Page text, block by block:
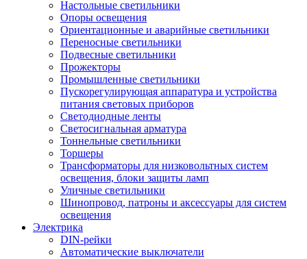
Настольные светильники
Опоры освещения
Ориентационные и аварийные светильники
Переносные светильники
Подвесные светильники
Прожекторы
Промышленные светильники
Пускорегулирующая аппаратура и устройства
питания световых приборов
Светодиодные ленты
Светосигнальная арматура
Тоннельные светильники
Торшеры
Трансформаторы для низковольтных систем
освещения, блоки защиты ламп
Уличные светильники
Шинопровод, патроны и аксессуары для систем
освещения
Электрика
DIN-рейки
Автоматические выключатели